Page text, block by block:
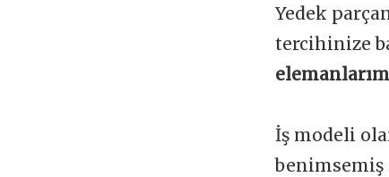
Yedek
tercihinize
İş modeli